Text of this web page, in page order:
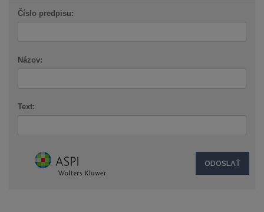
Číslo predpisu:
Názov:
Text: